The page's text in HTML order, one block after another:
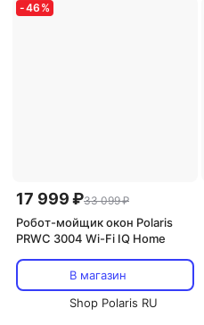
-46 %
17 999 ₽33 099 ₽
Робот-мойщик окон Polaris
PRWC 3004 Wi-Fi IQ Home
В магазин
Shop Polaris RU